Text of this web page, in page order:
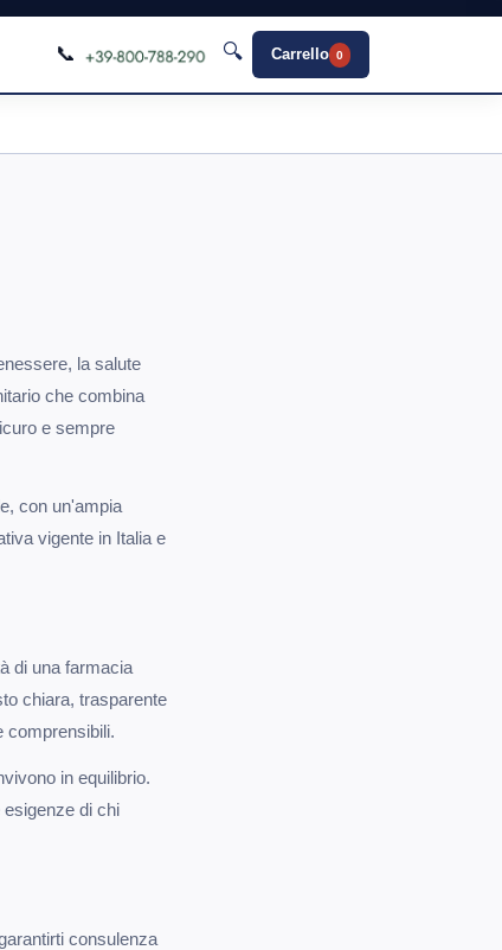
📞 🔍 Carrello 0
la salute
che combina
e sempre
con un'ampia
vigente in Italia e
di una farmacia
chiara, trasparente
comprensibili.
in equilibrio.
di chi
consulenza